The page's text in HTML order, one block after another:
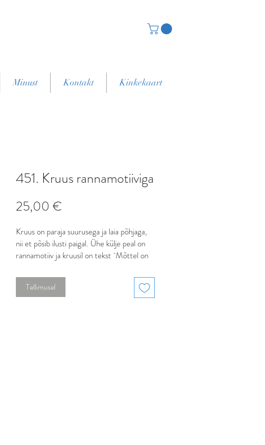
Minust Kontakt Kinkekaart
451. Kruus rannamotiiviga
25,00 €
Kruus on paraja suurusega ja laia põhjaga,
nii et põsib ilusti paigal. Ühe külje peal on
rannamotiiv ja kruusil on tekst `Mõttel on
Kruusikõrgus on 10 cm ja mahutavus on
350 ml
Tellimusel